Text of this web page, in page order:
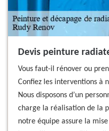
Devis peinture
Vous faut-il rénover ou
Confiez les interventions à
Nous disposons d’un
charge la réalisation de la
notre équipe assure la